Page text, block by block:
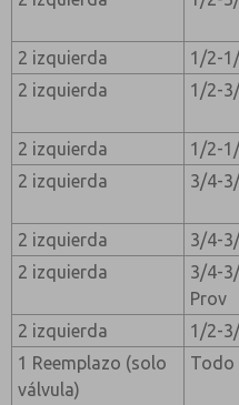
2 izquierda
1/2-
2 izquierda
1/2-
2 izquierda
1/2-
2 izquierda
3/4-
2 izquierda
3/4-
2 izquierda
3/4-
Prov
2 izquierda 1/2-
1 Reemplazo (solo
válvula)
Todo